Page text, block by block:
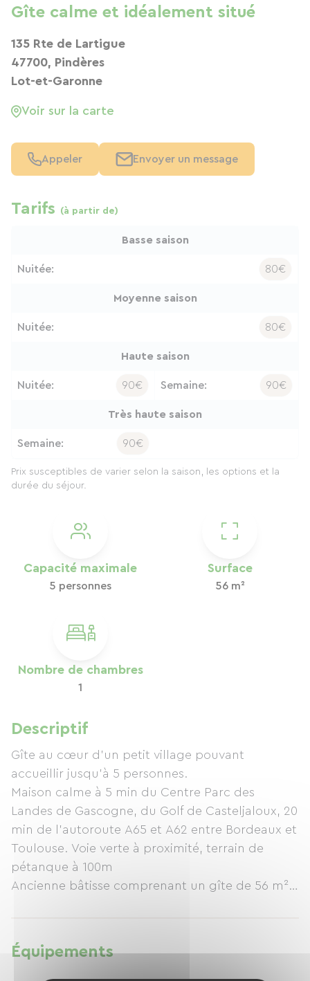
Capacité maximale
5 personnes
Surface
56 m²
Nombre de chambres
1
Descriptif
Gîte au cœur d'un petit village pouvant
accueillir jusqu'à 5 personnes.
Maison calme à 5 min du Centre Parc des
Landes de Gascogne, du Golf de Casteljaloux, 20
min de l'autoroute A65 et A62 entre Bordeaux et
Toulouse. Voie verte à proximité, terrain de
pétanque à 100m
Ancienne bâtisse comprenant un gîte de 56 m²
plaque gaz, micro-ondes, frigo, hotte.
1 cour privative avec salon de jardin, transats et
Équipements
Gîte calme et idéalement situé
135 Rte de Lartigue
47700, Pindères
Lot-et-Garonne
Voir sur la carte
Appeler Envoyer un message
Tarifs (à partir de)
Basse saison
Nuitée: 80€
Moyenne saison
Nuitée: 80€
Haute saison
Nuitée: 90€ Semaine: 90€
Très haute saison
Semaine: 90€
Prix susceptibles de varier selon la saison, les options et la
durée du séjour.